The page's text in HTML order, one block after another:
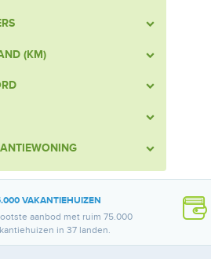
(KM)
VAKANTIEHUIZEN
aanbod met ruim 75.000
in 37 landen.